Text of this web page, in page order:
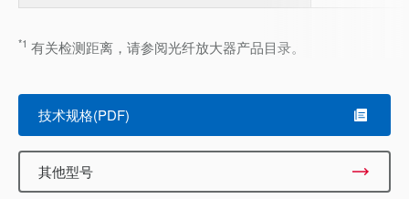
*1 有关检测距离，请参阅光纤放大器产品目录。
技术规格(PDF)
其他型号